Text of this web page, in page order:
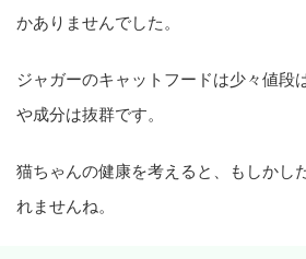
かありませんでした。
ジャガーのキャットフードは少々値段
や成分は抜群です。
猫ちゃんの健康を考えると、もしかし
れませんね。